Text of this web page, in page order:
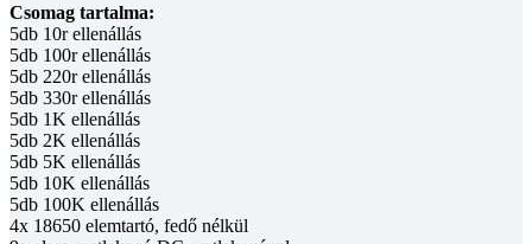
Csomag tartalma:
5db 10r ellenállás
5db 100r ellenállás
5db 220r ellenállás
5db 330r ellenállás
5db 1K ellenállás
5db 2K ellenállás
5db 5K ellenállás
5db 10K ellenállás
5db 100K ellenállás
4x 18650 elemtartó, fedő nélkül